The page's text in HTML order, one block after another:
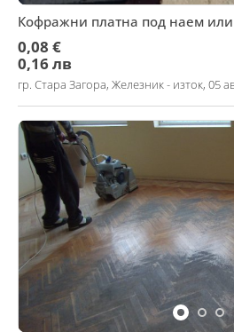
Кофражни платна под наем
0,08 €
0,16 лв
гр. Стара Загора, Железник - изток, 05